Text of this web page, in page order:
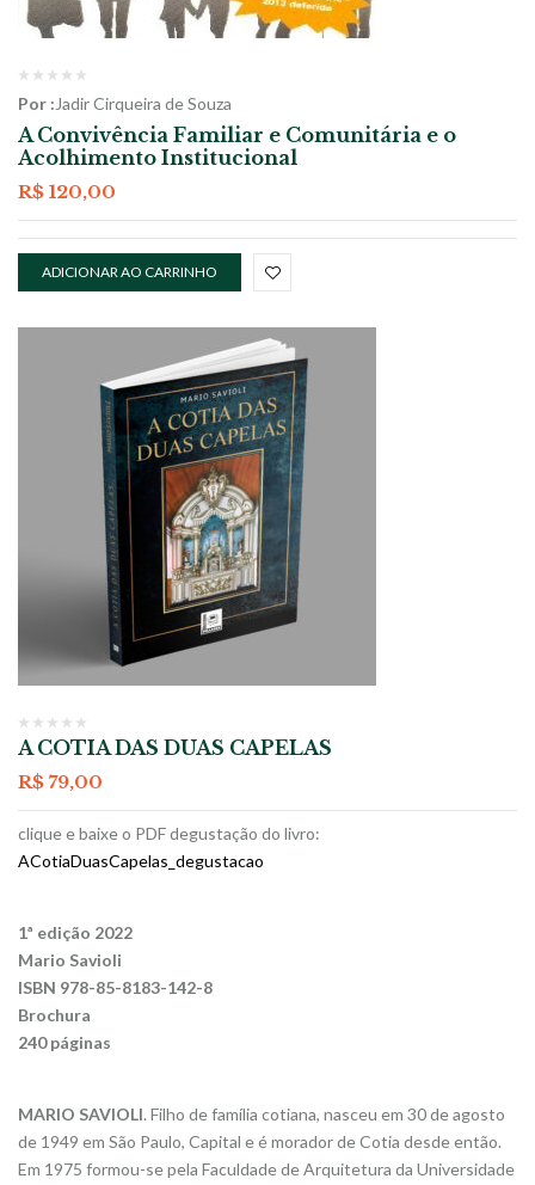
Por : Jadir Cirqueira de Souza
A Convivência Familiar e Comunitária e o
Acolhimento Institucional
R$ 120,00
ADICIONAR AO CARRINHO
A COTIA DAS DUAS CAPELAS
R$ 79,00
clique e baixe o PDF degustação do livro:
ACotiaDuasCapelas_degustacao
1ª edição 2022
Mario Savioli
ISBN 978-85-8183-142-8
Brochura
240 páginas
MARIO SAVIOLI. Filho de família cotiana, nasceu em 30 de agosto
de 1949 em São Paulo, Capital e é morador de Cotia desde então.
Em 1975 formou-se pela Faculdade de Arquitetura da Universidade